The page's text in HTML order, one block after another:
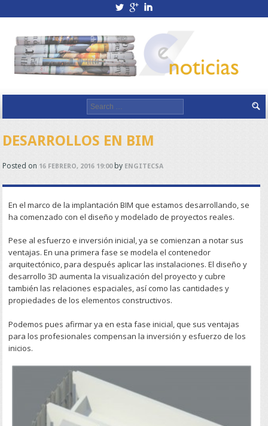
twitterbird googleplus linkedin
Search for:
DESARROLLOS EN BIM
Posted on 16 FEBRERO, 2016 19:00 by ENGITECSA
En el marco de la implantación BIM que estamos desarrollando, se
ha comenzado con el diseño y modelado de proyectos reales.
Pese al esfuerzo e inversión inicial, ya se comienzan a notar sus
ventajas. En una primera fase se modela el contenedor
arquitectónico, para después aplicar las instalaciones. El diseño y
desarrollo 3D aumenta la visualización del proyecto y cubre
también las relaciones espaciales, así como las cantidades y
propiedades de los elementos constructivos.
Podemos pues afirmar ya en esta fase inicial, que sus ventajas
para los profesionales compensan la inversión y esfuerzo de los
inicios.